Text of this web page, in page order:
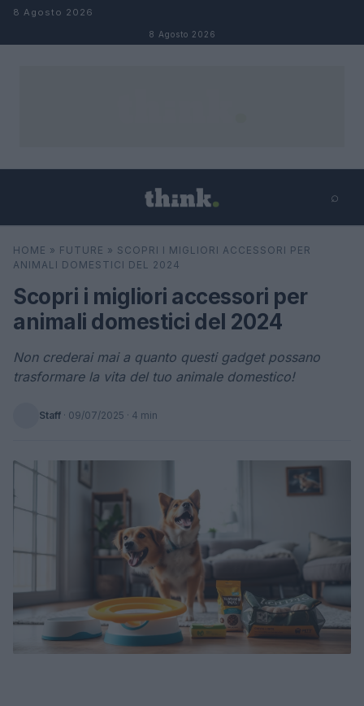
Salta al contenuto
8 Agosto 2026
8 Agosto 2026
⌕
Cerca ⌕
HOME » FUTURE » SCOPRI I MIGLIORI ACCESSORI PER
ANIMALI DOMESTICI DEL 2024
Scopri i migliori accessori per
animali domestici del 2024
Non crederai mai a quanto questi gadget possano
trasformare la vita del tuo animale domestico!
Staff · 09/07/2025 · 4 min